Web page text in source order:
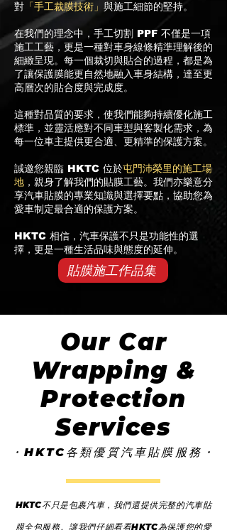
對 「手工裁膜技術」 與施工細節的堅持。
在我們的理念中，手工切割 PPF 不僅是一項
施工工藝，更是一種對車身線條精準理解後的
細緻呈現。每一個裁切與貼合的過程，都是為
了讓保護膜能更自然地融入車身結構，達至更
高層次的貼合度與完成度。
這種對品質的要求，使我們能夠持續優化施工
標準，並靈活應對不同車型與客製化需求，為
每一位車主提供更合適、更精準的保護方案。
誠邀您親臨 HKTC 位於屯門沛榮里的施工場
地 ，親身了解我們的貼膜工藝。我們亦樂意分
享汽車貼膜的專業知識與選擇要點，協助您為
愛車制定最合適的保護方案。
HKTC 相信，汽車保護不只是功能性的選
擇，更是一種生活品味與態度的延伸。
貼膜施工作品集
Our Car
Wrapping &
Protection
Services
・HKTC各類優質汽車貼膜服務・
HKTC不只是包裹汽車，我們還提供完整的汽車貼
膜全包服務。讓我們仔細看看HKTC為保護您的愛